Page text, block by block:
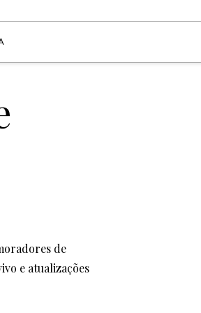
de
e atualizações